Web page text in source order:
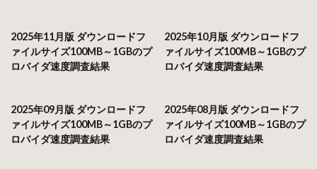
2025年11月版 ダウンロードフ
ァイルサイズ100MB～1GBのプ
ロバイダ速度調査結果
2025年10月版 ダウンロードフ
ァイルサイズ100MB～1GBのプ
ロバイダ速度調査結果
2025年09月版 ダウンロードフ
ァイルサイズ100MB～1GBのプ
ロバイダ速度調査結果
2025年08月版 ダウンロードフ
ァイルサイズ100MB～1GBのプ
ロバイダ速度調査結果